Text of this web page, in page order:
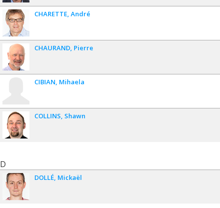
CHARETTE André
CHAURAND Pierre
CIBIAN Mihaela
COLLINS Shawn
D
DOLLÉ Mickaël